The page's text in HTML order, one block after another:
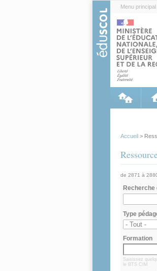
Menu principal
Accueil >
de 2871 à
Recherche
Type
Formation
Saisissez
le BTS CIM